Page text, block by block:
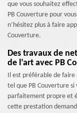
que vous souhaitez
PB Couverture pour
n’hésitez plus à faire
Couverture.
Des travaux de
de l’art avec PB
Il est préférable de
tel que PB Couverture
parfaitement propre et
cette prestation